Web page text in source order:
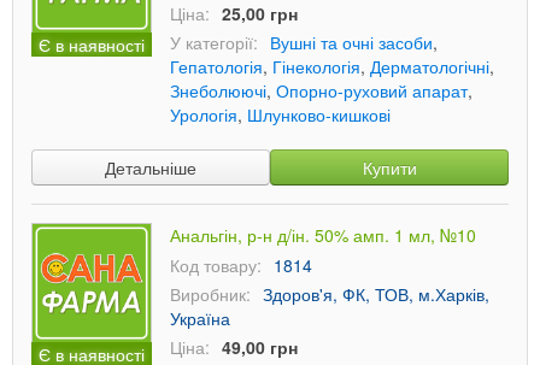
Є в наявності
Ціна: 25,00 грн
У категорії: Вушні та очні засоби,
Гепатологія, Гінекологія, Дерматологічні,
Знеболюючі, Опорно-руховий апарат,
Урологія, Шлунково-кишкові
Детальніше Купити
Є в наявності
Анальгін, р-н д/ін. 50% амп. 1 мл, №10
Код товару: 1814
Виробник: Здоров'я, ФК, ТОВ, м.Харків,
Україна
Ціна: 49,00 грн